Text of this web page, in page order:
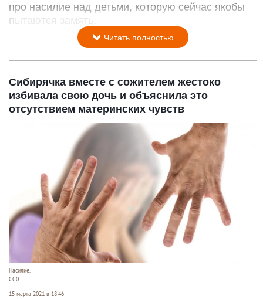
про насилие над детьми, которую сейчас якобы
пытаются замять.
Читать полностью
Сибирячка вместе с сожителем жестоко
избивала свою дочь и объяснила это
отсутствием материнских чувств
Насилие.
СС0
15 марта 2021 в 18:46